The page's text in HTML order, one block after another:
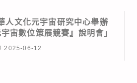
人文化元宇宙研究中心舉辦
宙數位策展競賽』說明會」
2025-06-12